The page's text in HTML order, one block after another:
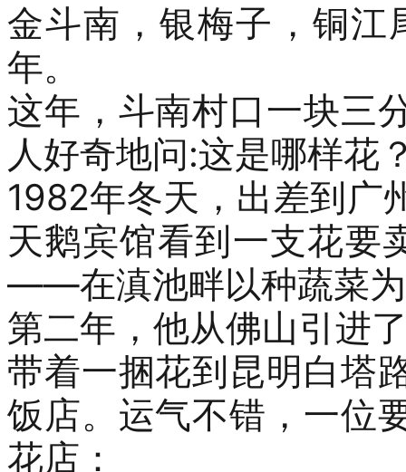
金斗南，银梅子，铜江
年。
这年，斗南村口一块三
人好奇地问:这是哪样花
1982年冬天，出差到广
天鹅宾馆看到一支花要
——在滇池畔以种蔬菜
第二年，他从佛山引进
带着一捆花到昆明白塔
饭店。运气不错，一位
花店 ：